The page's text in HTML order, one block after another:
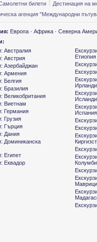
билети Дестинация на
агенция "Международни
Европа · Африка · Северна
Австралия
Австрия
Азербайджан
Армения
Белгия
Бразилия
Великобритания
Виетнам
Германия
Грузия
Гърция
Дания
Доминиканска
Египет
Еквадор
Етиопия
Испания